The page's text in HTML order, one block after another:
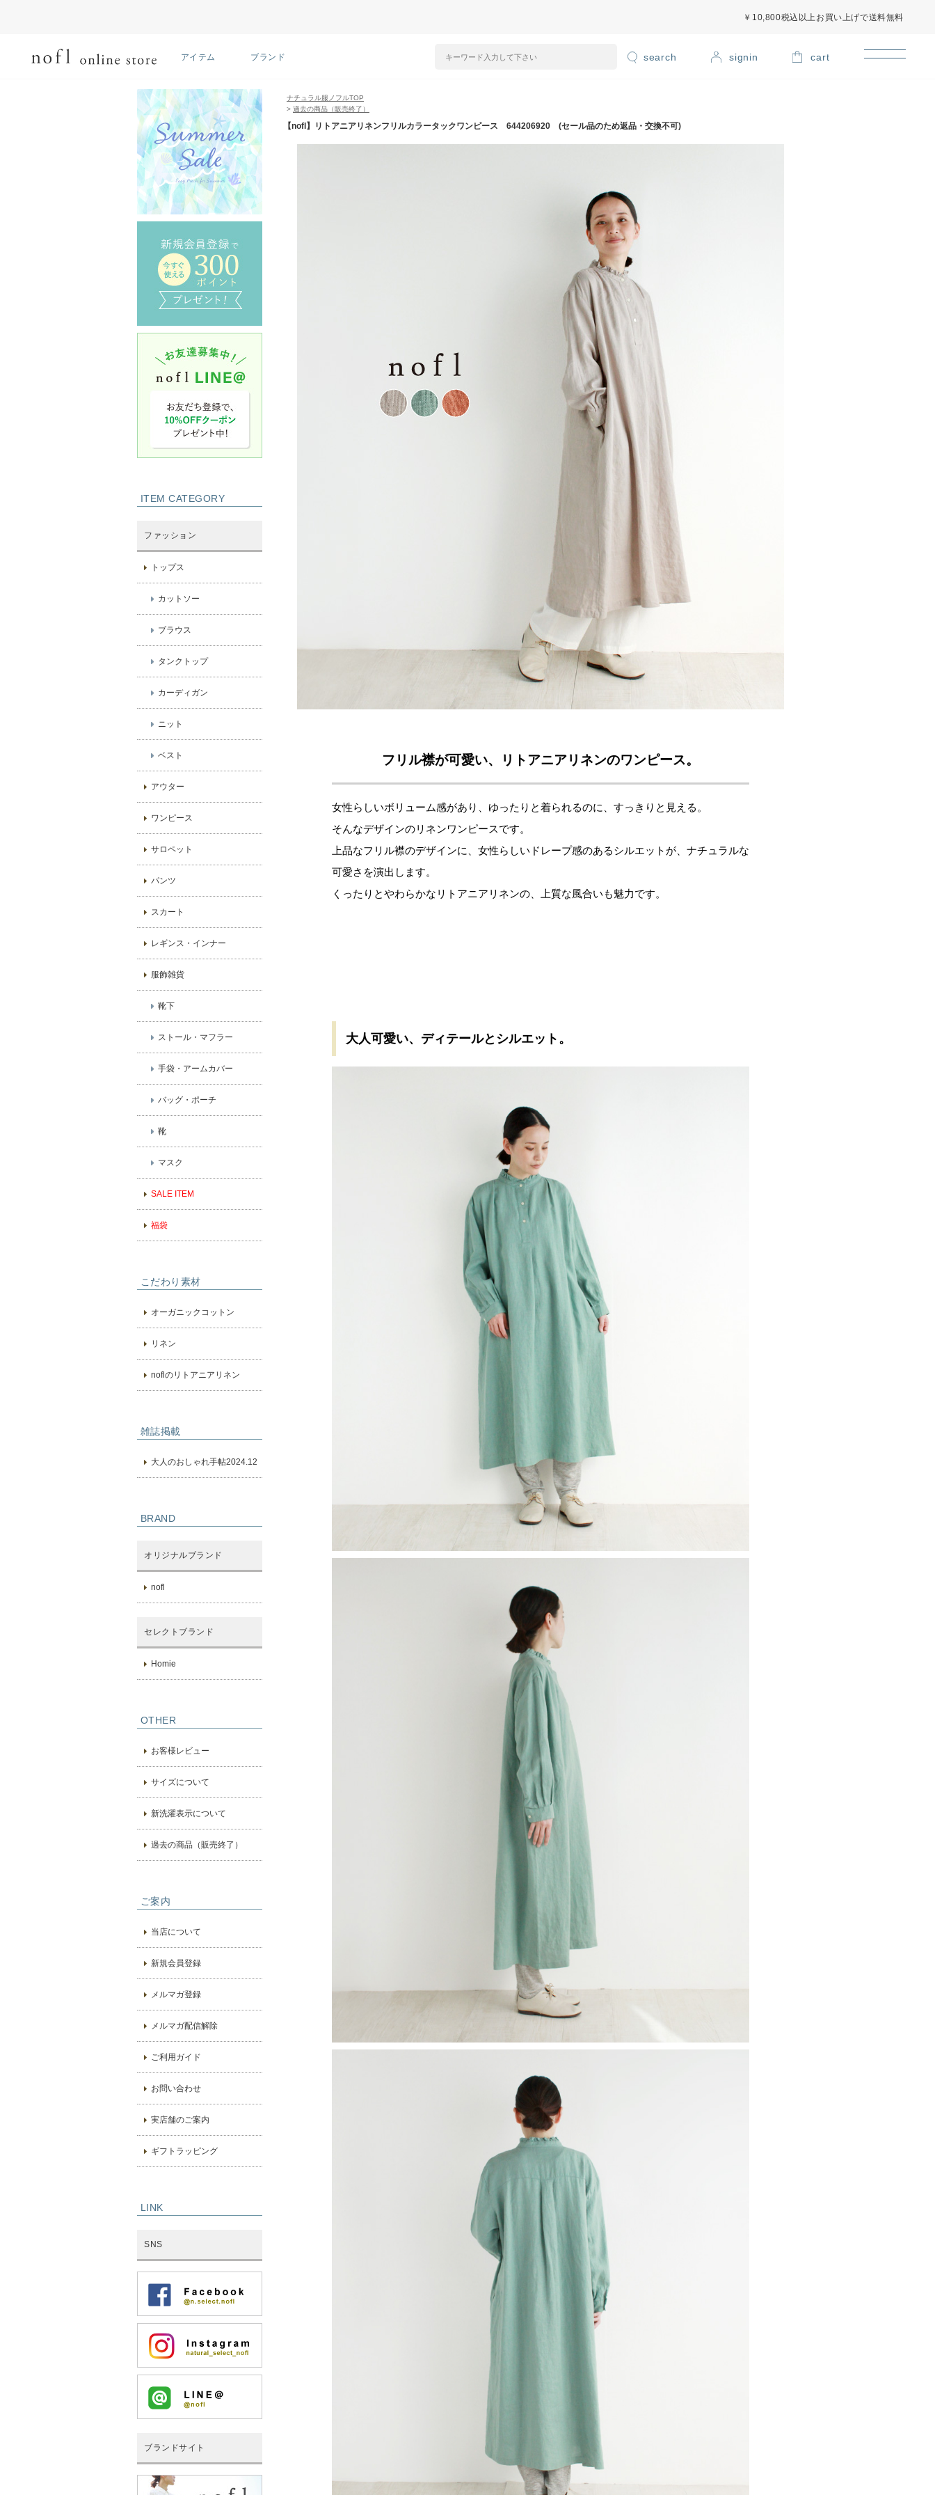
￥10,800税込以上お買い上げで送料無料
アイテム ブランド signin cart
ITEM CATEGORY
ファッション
トップス
カットソー
ブラウス
タンクトップ
カーディガン
ニット
ベスト
アウター
ワンピース
サロペット
パンツ
スカート
レギンス・インナー
服飾雑貨
靴下
ストール・マフラー
手袋・アームカバー
バッグ・ポーチ
靴
マスク
SALE ITEM
福袋
こだわり素材
オーガニックコットン
リネン
noflのリトアニアリネン
雑誌掲載
大人のおしゃれ手帖2024.12
BRAND
オリジナルブランド
nofl
セレクトブランド
Homie
OTHER
お客様レビュー
サイズについて
新洗濯表示について
過去の商品（販売終了）
ご案内
当店について
新規会員登録
メルマガ登録
メルマガ配信解除
ご利用ガイド
お問い合わせ
実店舗のご案内
ギフトラッピング
LINK
SNS
ブランドサイト
ナチュラル服ノフルTOP
> 過去の商品（販売終了）
【nofl】リトアニアリネンフリルカラータックワンピース 644206920 (セール品のため返品・交換不可)
フリル襟が可愛い、リトアニアリネンのワンピース。
女性らしいボリューム感があり、ゆったりと着られるのに、すっきりと見える。
そんなデザインのリネンワンピースです。
上品なフリル襟のデザインに、女性らしいドレープ感のあるシルエットが、ナチュラルな
可愛さを演出します。
くったりとやわらかなリトアニアリネンの、上質な風合いも魅力です。
大人可愛い、ディテールとシルエット。